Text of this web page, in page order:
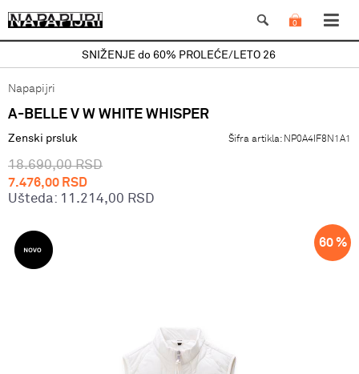
0
SNIŽENJE do 60% PROLEĆE/LETO 26
Napapijri
A-BELLE V W WHITE WHISPER
Zenski prsluk Šifra artikla: NP0A4IF8N1A1
18.690,00 RSD
7.476,00 RSD
Ušteda: 11.214,00 RSD
60 %